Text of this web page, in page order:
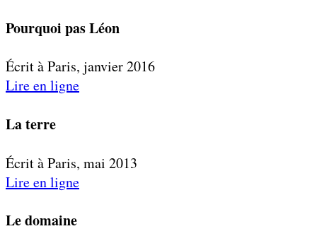
Pourquoi pas Léon
Écrit à Paris, janvier 2016
Lire en ligne
La terre
Écrit à Paris, mai 2013
Lire en ligne
Le domaine